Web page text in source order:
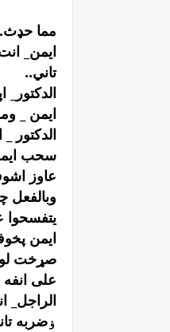
مما
ايمن_
تاني..
ايمن _
الدكتور
سحب
عاوز
وبالفعل
يتفسحوا
ايمن
صړخت
على
الراجل_
ۏضربه